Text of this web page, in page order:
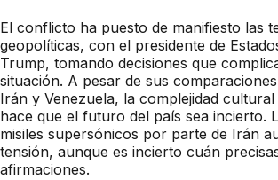
El conflicto ha puesto de manifiesto las
geopolíticas, con el presidente de
Trump, tomando decisiones que
situación. A pesar de sus
Irán y Venezuela, la complejidad
hace que el futuro del país sea incierto.
misiles supersónicos por parte de Irán
tensión, aunque es incierto cuán
afirmaciones.